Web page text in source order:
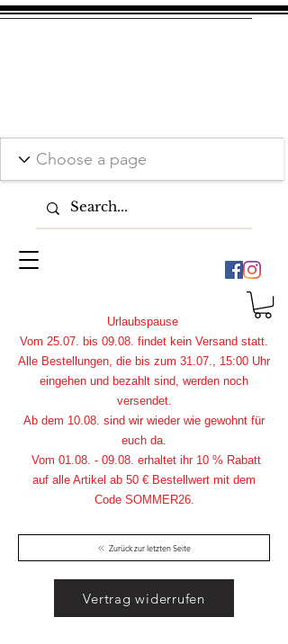
Zurück zur letzten Seite
Urlaubspause
Vom 25.07. bis 09.08. findet kein Versand statt.
Alle Bestellungen, die bis zum 31.07., 15:00 Uhr
eingehen und bezahlt sind, werden noch
versendet.
Ab dem 10.08. sind wir wieder wie gewohnt für
euch da.
Vom 01.08. - 09.08. erhaltet ihr 10 % Rabatt
auf alle Artikel ab 50 € Bestellwert mit dem
Code SOMMER26.
Vertrag widerrufen